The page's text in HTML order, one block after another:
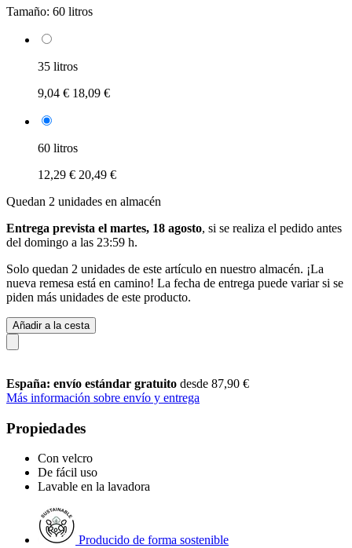
Tamaño: 60 litros
35 litros
9,04 € 18,09 €
60 litros
12,29 € 20,49 €
Quedan 2 unidades en almacén
Entrega prevista el martes, 18 agosto, si se realiza el pedido antes
del domingo a las 23:59 h.
Solo quedan 2 unidades de este artículo en nuestro almacén. ¡La
nueva remesa está en camino! La fecha de entrega puede variar si se
piden más unidades de este producto.
Añadir a la cesta
España: envío estándar gratuito desde 87,90 €
Más información sobre envío y entrega
Propiedades
Con velcro
De fácil uso
Lavable en la lavadora
Producido de forma sostenible